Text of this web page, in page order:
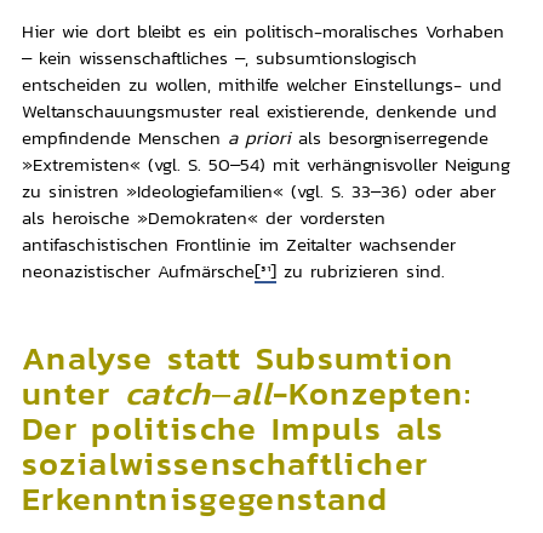
Hier wie dort bleibt es ein politisch-moralisches Vorhaben
– kein wissenschaftliches –, subsumtionslogisch
entscheiden zu wollen, mithilfe welcher Einstellungs- und
Weltanschauungsmuster real existierende, denkende und
empfindende Menschen a priorials besorgniserregende
»Extremisten« (vgl. S. 50–54) mit verhängnisvoller Neigung
zu sinistren »Ideologiefamilien« (vgl. S. 33–36) oder aber
als heroische »Demokraten« der vordersten
antifaschistischen Frontlinie im Zeitalter wachsender
neonazistischer Aufmärsche[31]zu rubrizieren sind.
Analyse statt Subsumtion
unter catch–all-Konzepten:
Der politische Impuls als
sozialwissenschaftlicher
Erkenntnisgegenstand